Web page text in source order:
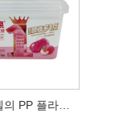
금형 라벨의 PP 플라스틱 주입 버킷